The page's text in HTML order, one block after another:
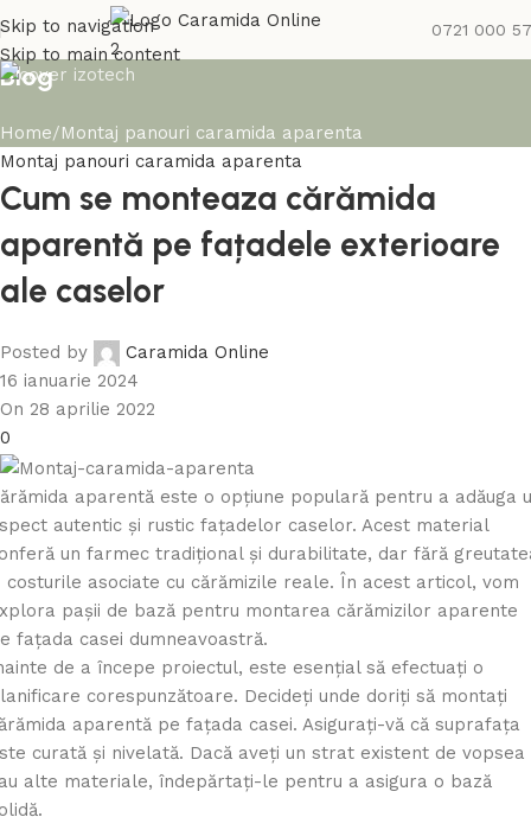
Skip to navigation
Skip to main content
0721 000
Blog
Home Montaj panouri caramida aparenta
Montaj panouri caramida aparenta
Cum se monteaza cărămida
aparentă pe fațadele exterioare
ale caselor
Posted by
Caramida Online
16 ianuarie 2024
On 28 aprilie 2022
0
aparentă este o opțiune populară pentru a adăuga
autentic și rustic fațadelor caselor. Acest material
un farmec tradițional și durabilitate, dar fără
costurile asociate cu cărămizile reale. În acest articol, vom
pașii de bază pentru montarea cărămizilor aparente
fațada casei dumneavoastră.
de a începe proiectul, este esențial să efectuați o
corespunzătoare. Decideți unde doriți să montați
aparentă pe fațada casei. Asigurați-vă că suprafața
curată și nivelată. Dacă aveți un strat existent de vopsea
alte materiale, îndepărtați-le pentru a asigura o bază